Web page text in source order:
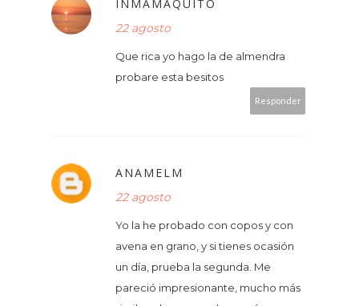
INMAMAQUITO
22 agosto
Que rica yo hago la de almendra
probare esta besitos
Responder
ANAMELM
22 agosto
Yo la he probado con copos y con
avena en grano, y si tienes ocasión
un día, prueba la segunda. Me
pareció impresionante, mucho más